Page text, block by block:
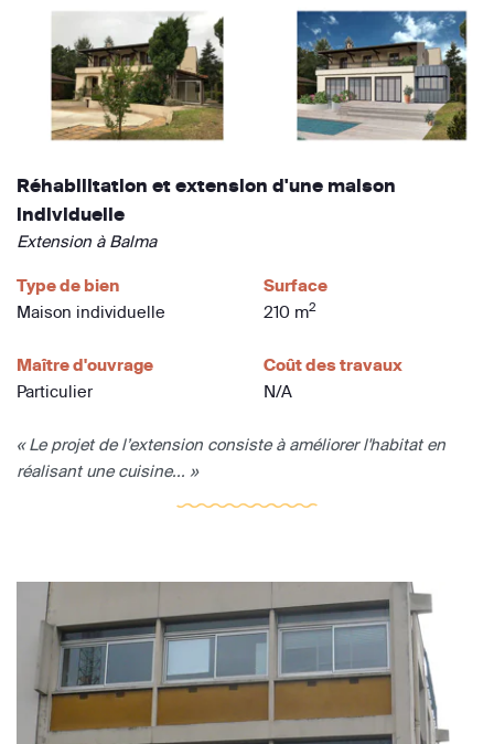
Réhabilitation et extension d'une maison
individuelle
Extension à Balma
Type de bien
Maison individuelle
Surface
210 m2
Maître d'ouvrage
Particulier
Coût des travaux
N/A
« Le projet de l’extension consiste à améliorer l'habitat en
réalisant une cuisine... »